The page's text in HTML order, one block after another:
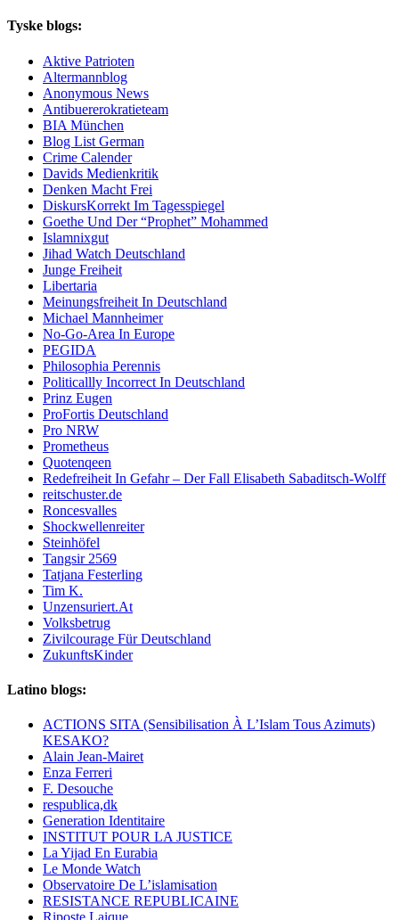
Tyske blogs:
Aktive Patrioten
Altermannblog
Anonymous News
Antibuererokratieteam
BIA München
Blog List German
Crime Calender
Davids Medienkritik
Denken Macht Frei
DiskursKorrekt Im Tagesspiegel
Goethe Und Der “Prophet” Mohammed
Islamnixgut
Jihad Watch Deutschland
Junge Freiheit
Libertaria
Meinungsfreiheit In Deutschland
Michael Mannheimer
No-Go-Area In Europe
PEGIDA
Philosophia Perennis
Politicallly Incorrect In Deutschland
Prinz Eugen
ProFortis Deutschland
Pro NRW
Prometheus
Quotenqeen
Redefreiheit In Gefahr – Der Fall Elisabeth Sabaditsch-Wolff
reitschuster.de
Roncesvalles
Shockwellenreiter
Steinhöfel
Tangsir 2569
Tatjana Festerling
Tim K.
Unzensuriert.At
Volksbetrug
Zivilcourage Für Deutschland
ZukunftsKinder
Latino blogs:
ACTIONS SITA (Sensibilisation À L’Islam Tous Azimuts)
KESAKO?
Alain Jean-Mairet
Enza Ferreri
F. Desouche
respublica,dk
Generation Identitaire
INSTITUT POUR LA JUSTICE
La Yijad En Eurabia
Le Monde Watch
Observatoire De L’islamisation
RESISTANCE REPUBLICAINE